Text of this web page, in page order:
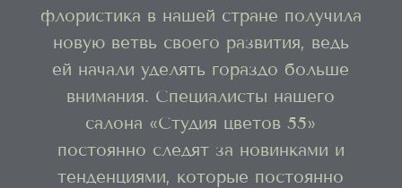
флористика в нашей стране получила
новую ветвь своего развития, ведь
ей начали уделять гораздо больше
внимания. Специалисты нашего
салона «Студия цветов 55»
постоянно следят за новинками и
тенденциями, которые постоянно